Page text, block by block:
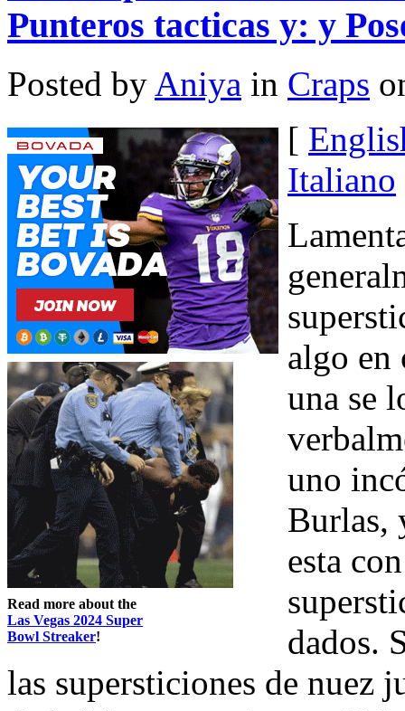
Punteros tacticas y: y
Posted by Aniya in Craps
Read more about the
Las Vegas 2024 Super
Bowl Streaker!
[
Italiano
algo en
una se
uno
Burlas,
esta
dados.
las supersticiones de nuez